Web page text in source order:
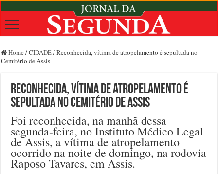
Home /CIDADE/Reconhecida, vítima de atropelamento é sepultada no
Cemitério de Assis
Reconhecida, vítima de atropelamento é
sepultada no Cemitério de Assis
Foi reconhecida, na manhã dessa
segunda-feira, no Instituto Médico Legal
de Assis, a vítima de atropelamento
ocorrido na noite de domingo, na rodovia
Raposo Tavares, em Assis.